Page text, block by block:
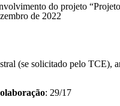
do projeto
de 2022
(se solicitado pelo TCE),
: 29/17